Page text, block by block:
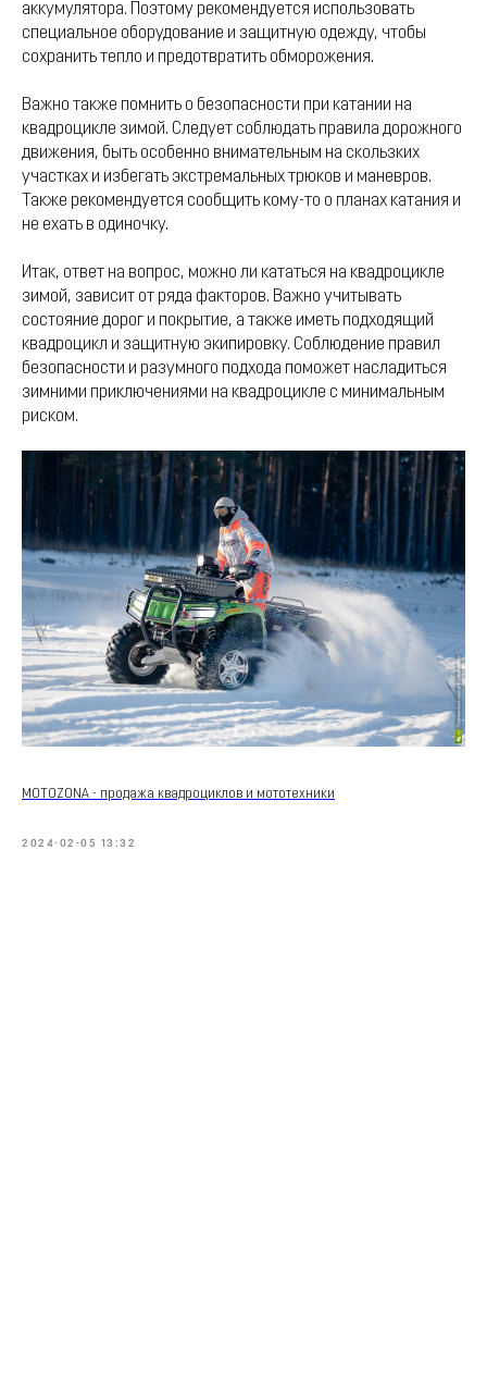
аккумулятора. Поэтому рекомендуется использовать
специальное оборудование и защитную одежду, чтобы
сохранить тепло и предотвратить обморожения.
Важно также помнить о безопасности при катании на
квадроцикле зимой. Следует соблюдать правила дорожного
движения, быть особенно внимательным на скользких
участках и избегать экстремальных трюков и маневров.
Также рекомендуется сообщить кому-то о планах катания и
не ехать в одиночку.
Итак, ответ на вопрос, можно ли кататься на квадроцикле
зимой, зависит от ряда факторов. Важно учитывать
состояние дорог и покрытие, а также иметь подходящий
квадроцикл и защитную экипировку. Соблюдение правил
безопасности и разумного подхода поможет насладиться
зимними приключениями на квадроцикле с минимальным
риском.
MOTOZONA - продажа квадроциклов и мототехники
2024-02-05 13:32